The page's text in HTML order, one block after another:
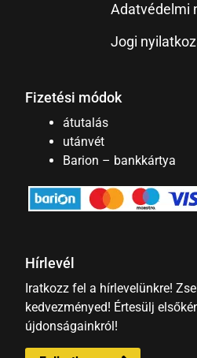
Adatvédelmi
Jogi
Fizetési módok
átutalás
utánvét
Barion – bankkártya
Hírlevél
Iratkozz fel a hírlevelünkre!
kedvezményed! Értesülj
újdonságainkról!